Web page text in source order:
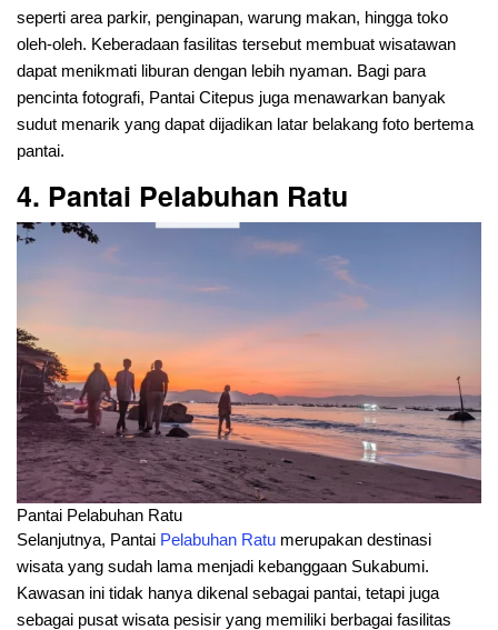
seperti area parkir, penginapan, warung makan, hingga toko
oleh-oleh. Keberadaan fasilitas tersebut membuat wisatawan
dapat menikmati liburan dengan lebih nyaman. Bagi para
pencinta fotografi, Pantai Citepus juga menawarkan banyak
sudut menarik yang dapat dijadikan latar belakang foto bertema
pantai.
4. Pantai Pelabuhan Ratu
Pantai Pelabuhan Ratu
Selanjutnya, Pantai Pelabuhan Ratu merupakan destinasi
wisata yang sudah lama menjadi kebanggaan Sukabumi.
Kawasan ini tidak hanya dikenal sebagai pantai, tetapi juga
sebagai pusat wisata pesisir yang memiliki berbagai fasilitas